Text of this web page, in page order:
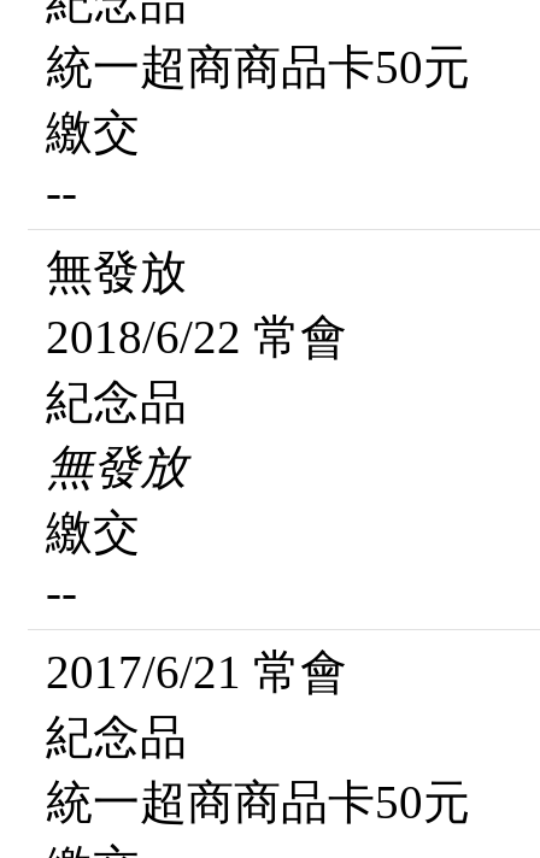
統一超商商品卡50元
繳交
--
無發放
2018/6/22 常會
紀念品
無發放
繳交
--
2017/6/21 常會
紀念品
統一超商商品卡50元